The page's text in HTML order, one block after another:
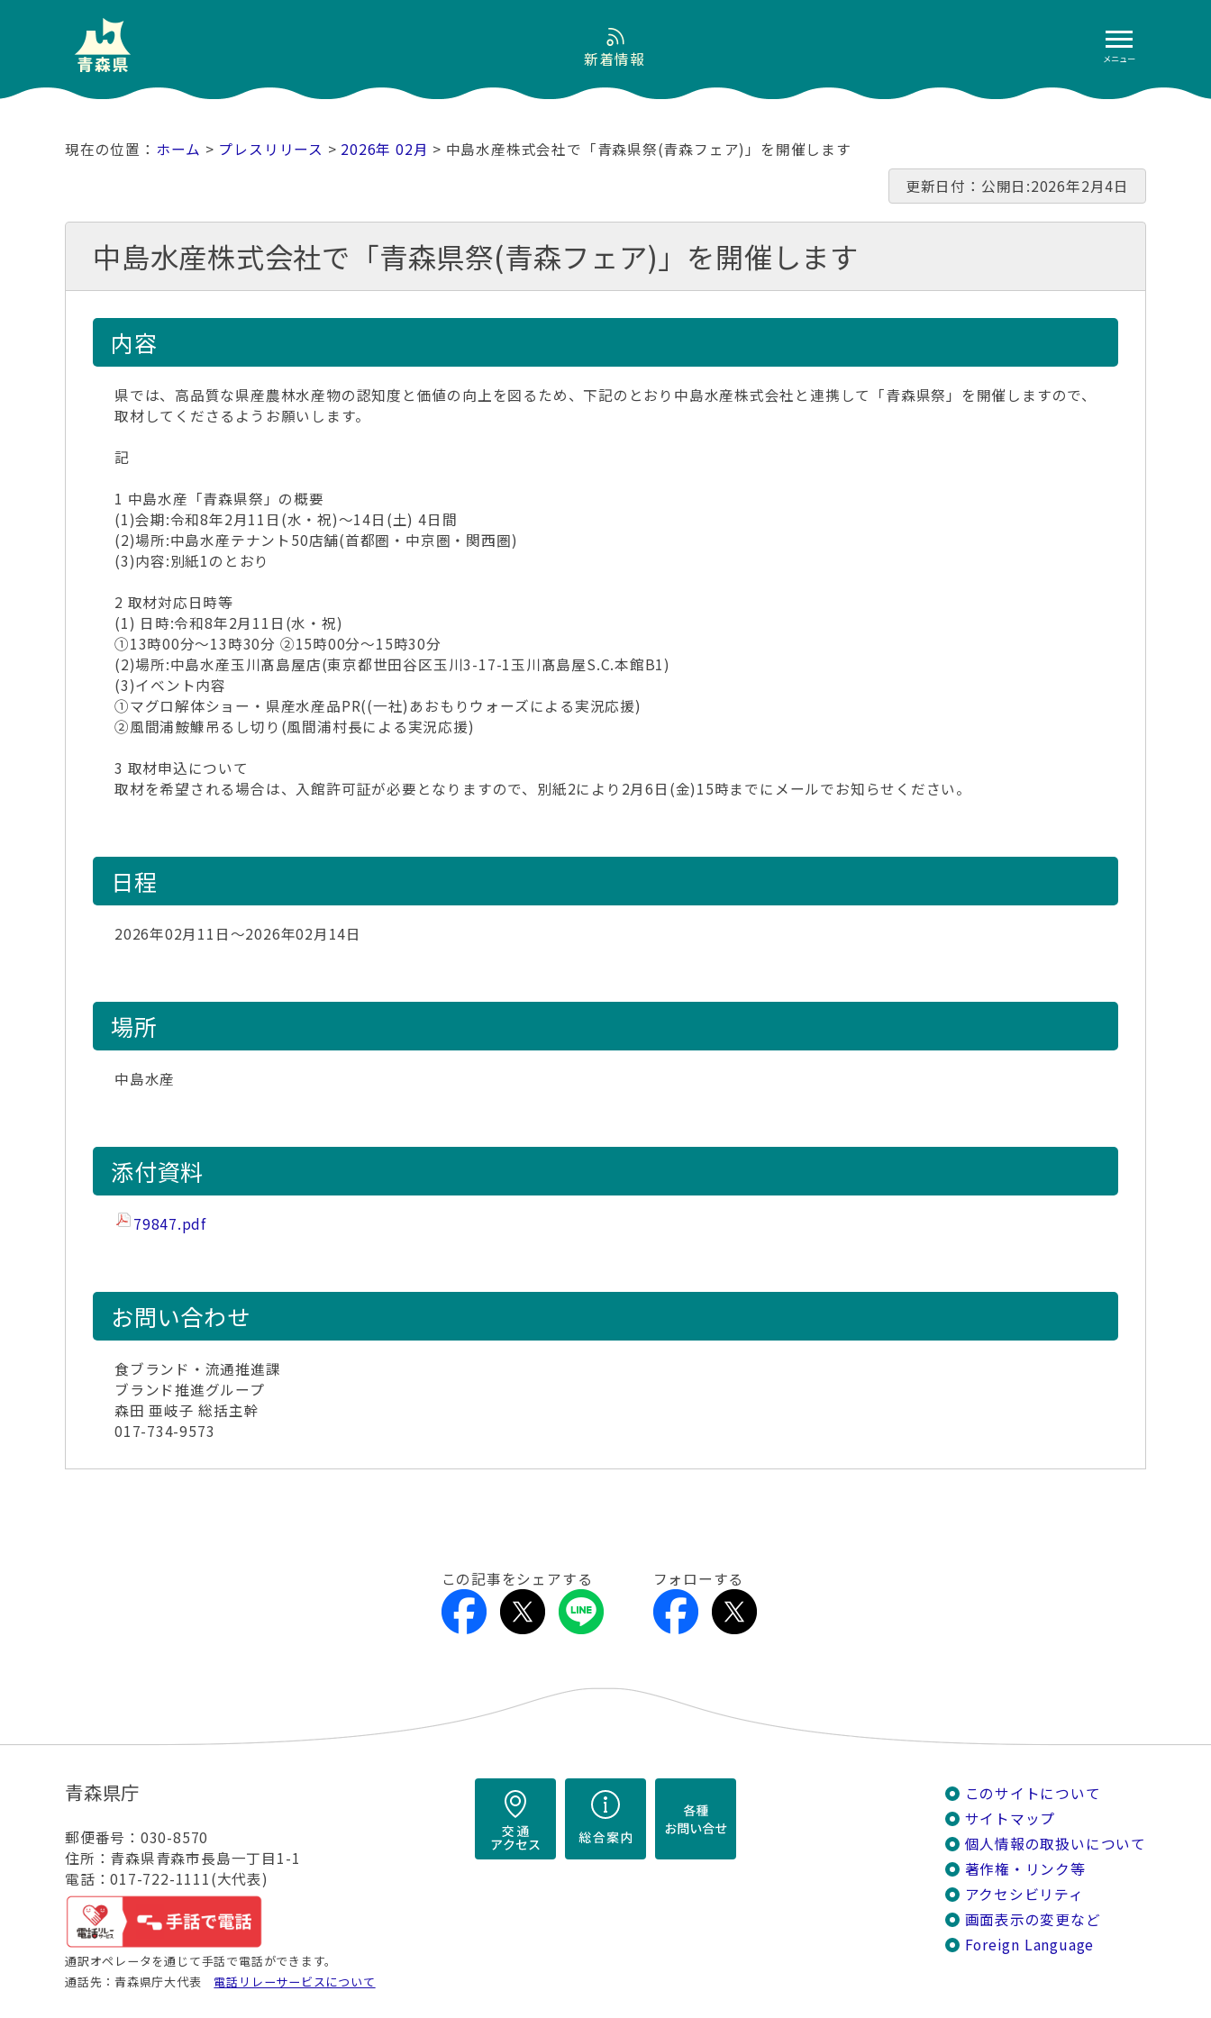
メニュー
新着情報
ホーム > プレスリリース > 2026年 02月 > 中島水産株式会社で「青森県祭(青森フェア)」を開催します
更新日付：公開日:2026年2月4日
中島水産株式会社で「青森県祭(青森フェア)」を開催します
内容
県では、高品質な県産農林水産物の認知度と価値の向上を図るため、下記のとおり中島水産株式会社と連携して「青森県祭」を開催しますので、
取材してくださるようお願いします。
記
1 中島水産「青森県祭」の概要
(1)会期:令和8年2月11日(水・祝)～14日(土) 4日間
(2)場所:中島水産テナント50店舗(首都圏・中京圏・関西圏)
(3)内容:別紙1のとおり
2 取材対応日時等
(1) 日時:令和8年2月11日(水・祝)
①13時00分～13時30分 ②15時00分～15時30分
(2)場所:中島水産玉川髙島屋店(東京都世田谷区玉川3-17-1玉川髙島屋S.C.本館B1)
(3)イベント内容
①マグロ解体ショー・県産水産品PR((一社)あおもりウォーズによる実況応援)
②風間浦鮟鱇吊るし切り(風間浦村長による実況応援)
3 取材申込について
取材を希望される場合は、入館許可証が必要となりますので、別紙2により2月6日(金)15時までにメールでお知らせください。
日程
2026年02月11日～2026年02月14日
場所
中島水産
添付資料
79847.pdf
お問い合わせ
食ブランド・流通推進課
ブランド推進グループ
森田 亜岐子 総括主幹
017-734-9573
この記事をシェアする フォローする
青森県庁
郵便番号：030-8570
住所：青森県青森市長島一丁目1-1
電話：017-722-1111(大代表)
通訳オペレータを通じて手話で電話ができます。
通話先：青森県庁大代表 電話リレーサービスについて
このサイトについて
サイトマップ
個人情報の取扱いについて
著作権・リンク等
アクセシビリティ
画面表示の変更など
Foreign Language